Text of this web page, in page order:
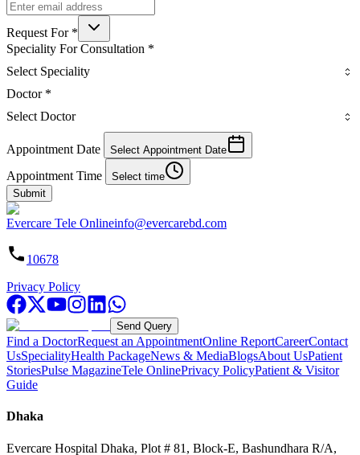
Request For *
Speciality For Consultation *
Select Speciality
Doctor *
Select Doctor
Appointment Date Select Appointment Date
Appointment Time
Select time
Submit
Evercare Tele Onlineinfo@evercarebd.com
10678
Privacy Policy
Send Query
Find a DoctorRequest an AppointmentOnline ReportCareerContact
UsSpecialityHealth PackageNews & MediaBlogsAbout UsPatient
StoriesPulse MagazineTele OnlinePrivacy PolicyPatient & Visitor
Guide
Dhaka
Evercare Hospital Dhaka, Plot # 81, Block-E, Bashundhara R/A,